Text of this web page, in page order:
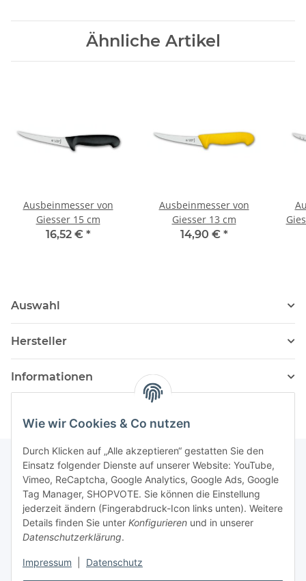
Wie wir Cookies & Co nutzen
Durch Klicken auf „Alle akzeptieren“ gestatten Sie den
Einsatz folgender Dienste auf unserer Website: YouTube,
Vimeo, ReCaptcha, Google Analytics, Google Ads, Google
Tag Manager, SHOPVOTE. Sie können die Einstellung
jederzeit ändern (Fingerabdruck-Icon links unten). Weitere
Details finden Sie unter Konfigurieren und in unserer
Datenschutzerklärung.
Impressum Datenschutz
Ähnliche Artikel
Ausbeinmesser von
Giesser 15 cm
16,52 € *
Ausbeinmesser von
Giesser 13 cm
14,90 € *
Auswahl
Hersteller
Informationen
Newsletter Abonnieren
Bitte senden Sie mir entsprechend Ihrer
Datenschutzerklärungregelmäßig und jederzeit widerruflich